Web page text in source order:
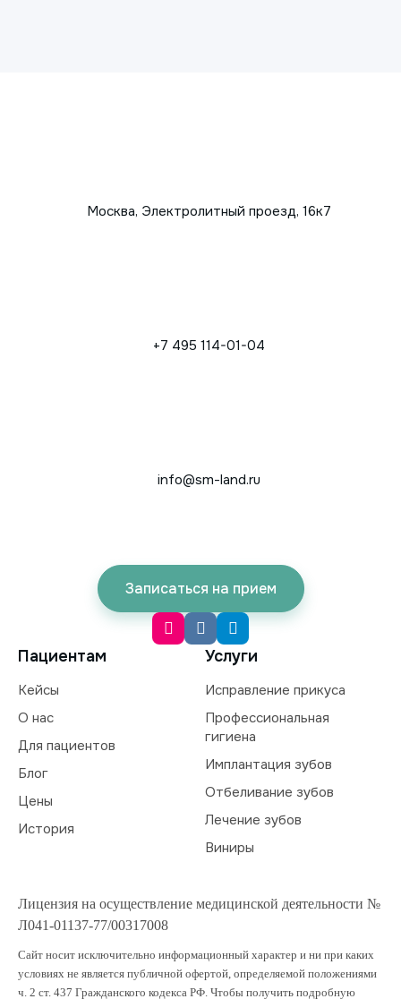
Москва, Электролитный проезд, 16к7
+7 495 114-01-04
info@sm-land.ru
Записаться на прием
Пациентам
Кейсы
О нас
Для пациентов
Блог
Цены
История
Услуги
Исправление прикуса
Профессиональная
гигиена
Имплантация зубов
Отбеливание зубов
Лечение зубов
Виниры
Лицензия на осуществление медицинской деятельности №
Л041-01137-77/00317008
Сайт носит исключительно информационный характер и ни при каких
условиях не является публичной офертой, определяемой положениями
ч. 2 ст. 437 Гражданского кодекса РФ. Чтобы получить подробную